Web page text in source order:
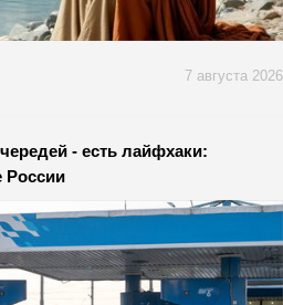
7 августа 2026
- есть лайфхаки:
России